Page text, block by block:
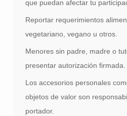
que puedan afectar tu
Reportar requerimientos
vegetariano, vegano u otros.
Menores sin padre, madre o
presentar autorización firmada.
Los accesorios personales
objetos de valor son
portador.